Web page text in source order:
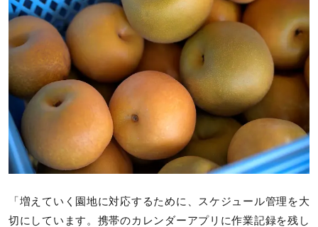
「増えていく園地に対応するために、スケジュール管理を大
切にしています。携帯のカレンダーアプリに作業記録を残し